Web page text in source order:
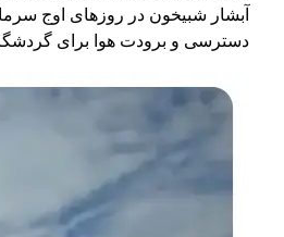
آبشار شبیخون در روزهای اوج
دسترسی و برودت هوا برای